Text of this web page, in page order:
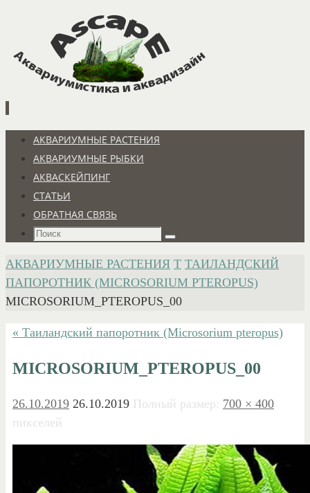
содержимому
Перейти
содержимому
АКВАРИУМНЫЕ РАСТЕНИЯ
АКВАРИУМНЫЕ РЫБКИ
АКВАСКЕЙПИНГ
СТАТЬИ
ОБРАТНАЯ СВЯЗЬ
Что
Поиск
ГЛАВНАЯ
АКВАРИУМНЫЕ РАСТЕНИЯ Т ТАИЛАНДСКИЙ
ПАПОРОТНИК (MICROSORIUM PTEROPUS)
MICROSORIUM_PTEROPUS_00
« Таиландский папоротник (Microsorium pteropus)
MICROSORIUM_PTEROPUS_00
26.10.2019 26.10.2019 Полный размер: 700 × 400
пикселей